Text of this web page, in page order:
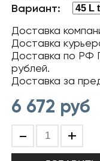
Вариант:
Доставка
Доставка
Доставка по РФ
рублей.
Доставка за
6 672 руб
- +